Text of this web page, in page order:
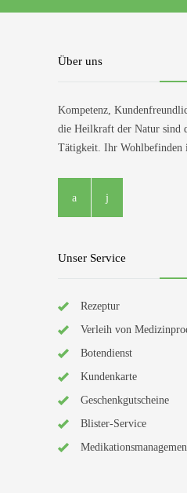
Über uns
Kompetenz,
die Heilkraft der Natur sind
Tätigkeit. Ihr Wohlbefinden
Unser Service
Rezeptur
Verleih von
Botendienst
Kundenkarte
Geschenkgutscheine
Blister-Service